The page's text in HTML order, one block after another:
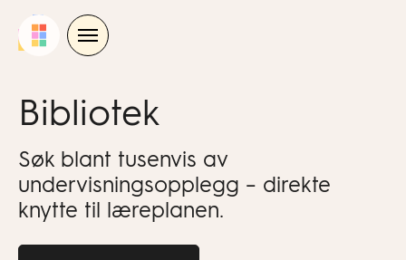
Bibliotek
Søk blant tusenvis av
undervisningsopplegg – direkte
knytte til læreplanen.